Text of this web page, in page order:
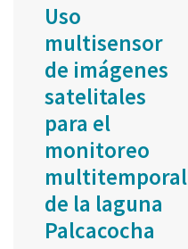
Uso
multisensor
de imágenes
satelitales
para el
monitoreo
multitemporal
de la laguna
Palcacocha